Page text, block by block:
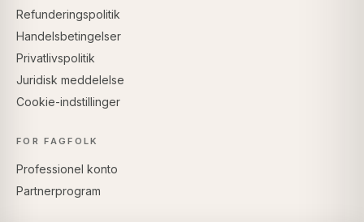
Refunderingspolitik
Handelsbetingelser
Privatlivspolitik
Juridisk meddelelse
Cookie-indstillinger
FOR FAGFOLK
Professionel konto
Partnerprogram